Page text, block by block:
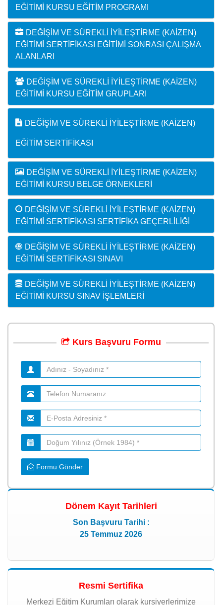
EĞITIMI KURSU EĞITIM PROGRAMI
DEĞIŞIM VE SÜREKLI İYILEŞTIRME (KAIZEN)
EĞITIMI SERTIFIKASI EĞITIMI SONRASI ÇALIŞMA
ALANLARI
DEĞIŞIM VE SÜREKLI İYILEŞTIRME (KAIZEN)
EĞITIMI KURSU EĞITIM GRUPLARI
DEĞIŞIM VE SÜREKLI İYILEŞTIRME (KAIZEN)
EĞITIM SERTIFIKASI
DEĞIŞIM VE SÜREKLI İYILEŞTIRME (KAIZEN)
EĞITIMI KURSU BELGE ÖRNEKLERI
DEĞIŞIM VE SÜREKLI İYILEŞTIRME (KAIZEN)
EĞITIMI SERTIFIKASI SERTIFIKA GEÇERLILIĞI
DEĞIŞIM VE SÜREKLI İYILEŞTIRME (KAIZEN)
EĞITIMI SERTIFIKASI SINAVI
DEĞIŞIM VE SÜREKLI İYILEŞTIRME (KAIZEN)
EĞITIMI KURSU SINAV İŞLEMLERI
Kurs Başvuru Formu
Formu Gönder
Dönem Kayıt Tarihleri
Son Başvuru Tarihi :
25 Temmuz 2026
Resmi Sertifika
Merkezi Eğitim Kurumları olarak kursiyerlerimize